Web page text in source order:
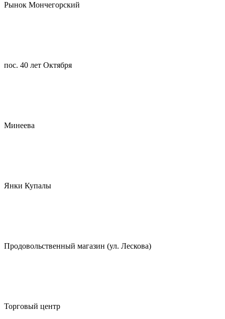
Рынок Мончегорский
пос. 40 лет Октября
Минеева
Янки Купалы
Продовольственный магазин (ул. Лескова)
Торговый центр